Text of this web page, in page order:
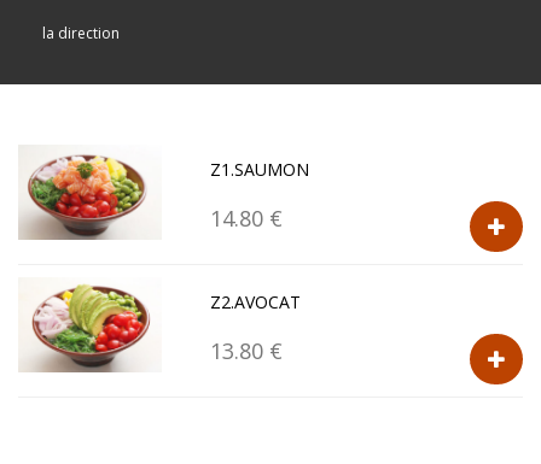
la direction
Z1.SAUMON
14.80 €
Z2.AVOCAT
13.80 €